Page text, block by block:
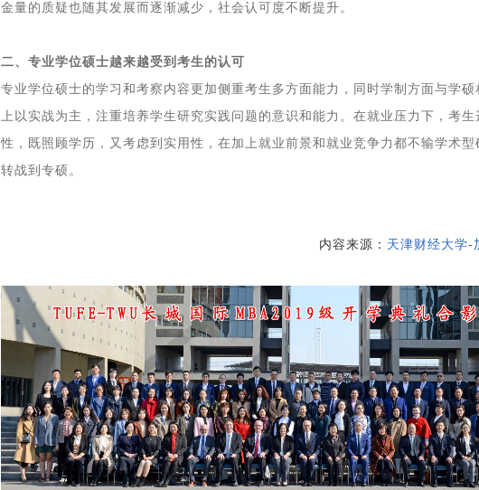
金量的质疑也随其发展而逐渐减少，社会认可度不断提升。
二、专业学位硕士越来越受到考生的认可
专业学位硕士的学习和考察内容更加侧重考生多方面能力，同时学制方面与学
上以实战为主，注重培养学生研究实践问题的意识和能力。在就业压力下，考
性，既照顾学历，又考虑到实用性，在加上就业前景和就业竞争力都不输学术
转战到专硕。
内容来源： 天津财经大学-